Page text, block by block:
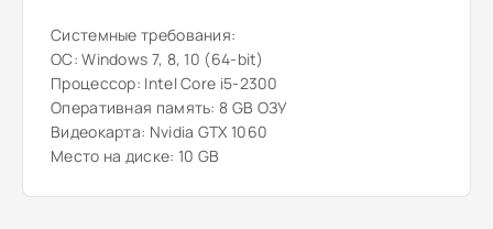
Системные требования:
ОС: Windows 7, 8, 10 (64-bit)
Процессор: Intel Core i5-2300
Оперативная память: 8 GB ОЗУ
Видеокарта: Nvidia GTX 1060
Место на диске: 10 GB